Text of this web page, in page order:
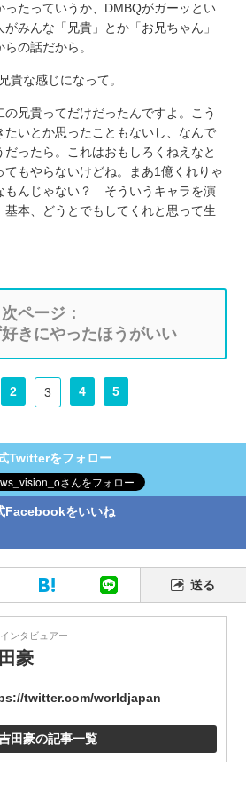
ったっていうか、DMBQがガーッとい
みんな「兄貴」とか「お兄ちゃん」
の話だから。
貴な感じになって。
兄貴ってだけだったんですよ。こう
たいとか思ったこともないし、なんで
だったら。これはおもしろくねえなと
もやらないけどね。まあ1億くれりゃ
もんじゃない？ そういうキャラを演
基本、どうとでもしてくれと思って生
次ページ：
きにやったほうがいい
2 3 4 5
Twitterをフォロー
Facebookをいいね
送る
ンタビュアー
豪
twitter.com/worldjapan
田豪の記事一覧